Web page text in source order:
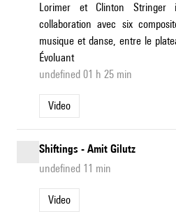
Lorimer et Clinton Stringer
collaboration avec six
musique et danse, entre le
Évoluant
undefined 01 h 25 min
Video
Shiftings - Amit Gilutz
undefined 11 min
Video